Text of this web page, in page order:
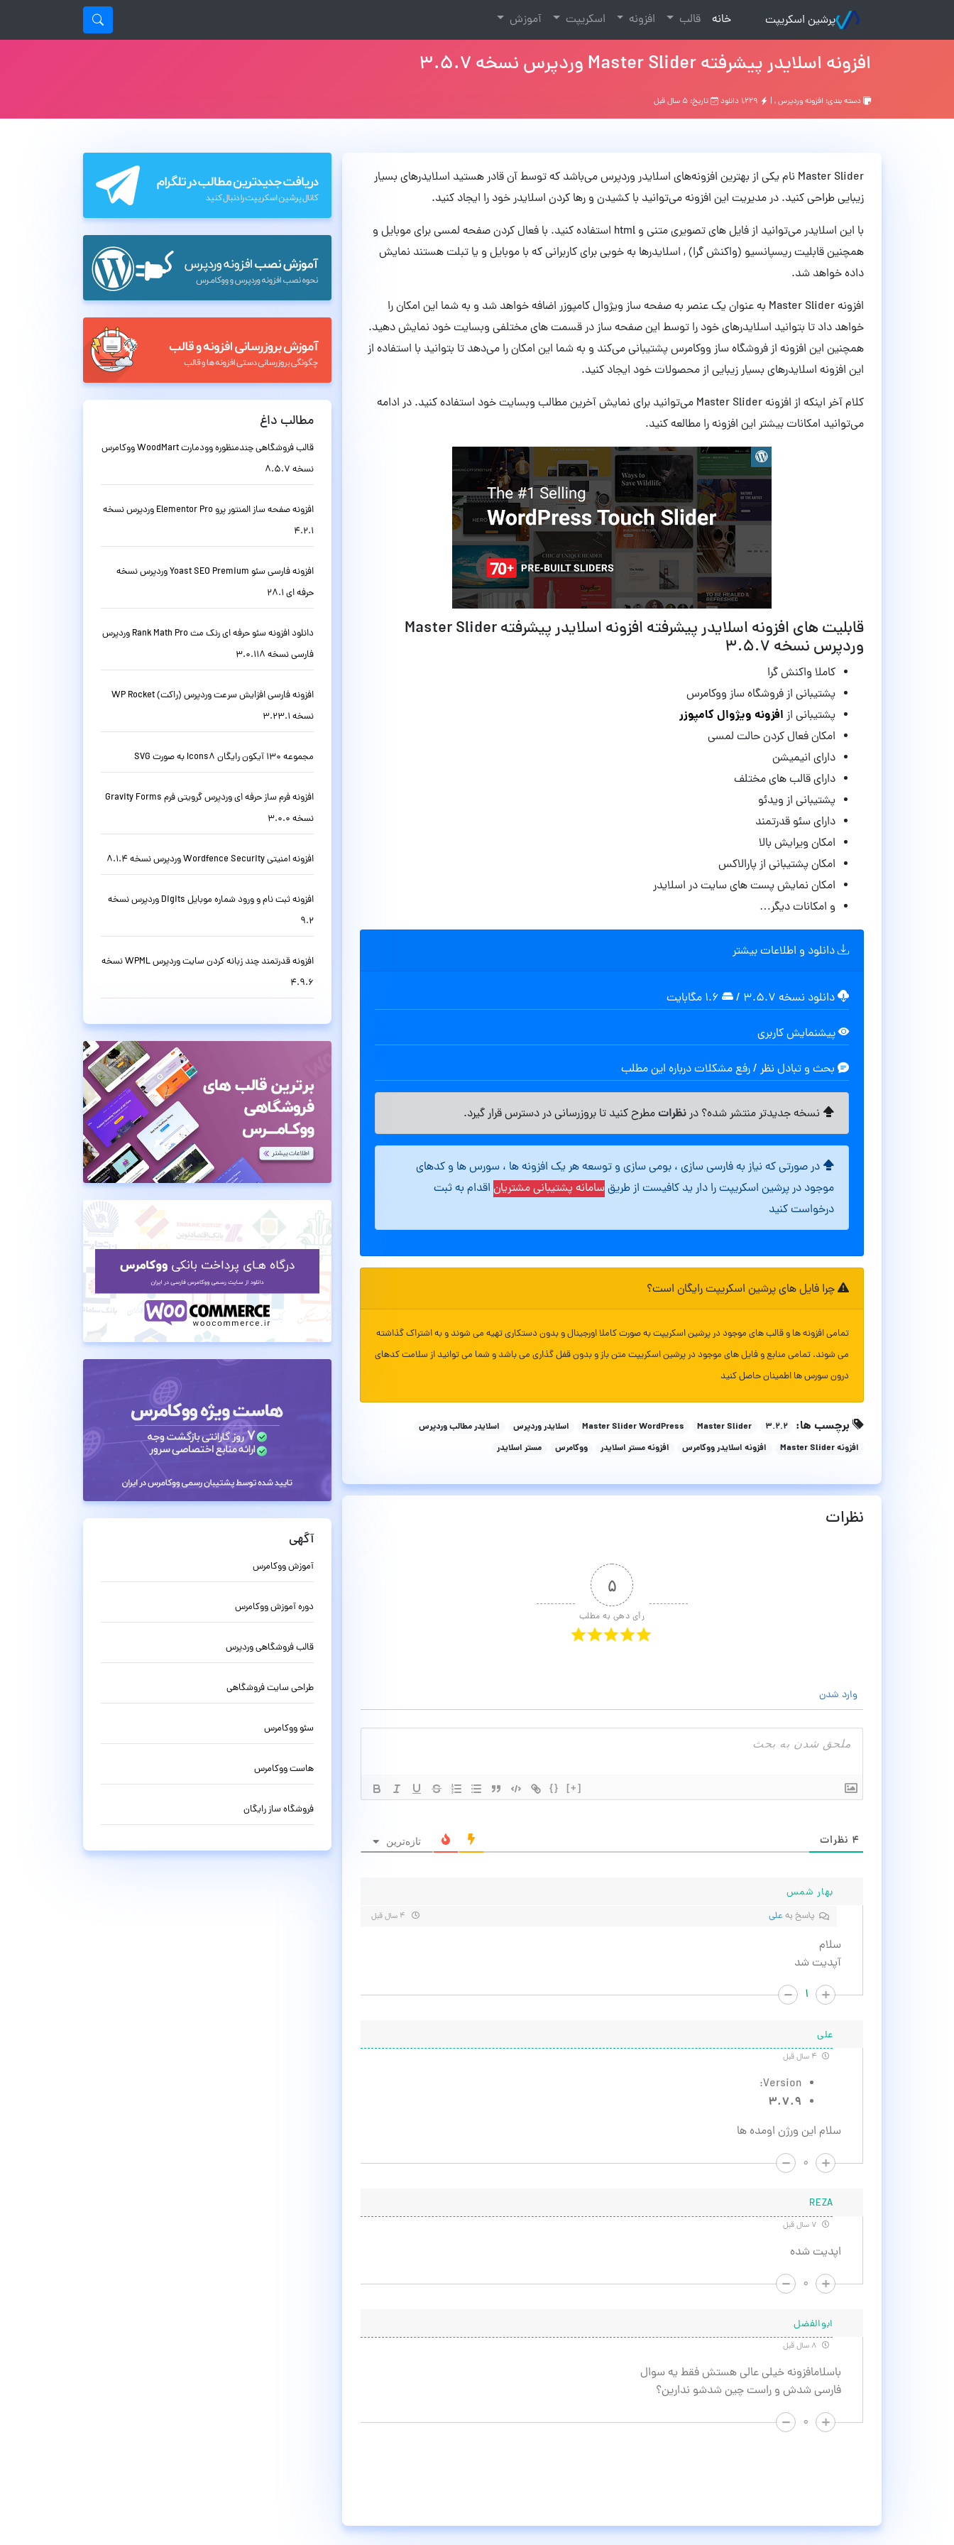
پرشین اسکریپت خانه
(current) قالب افزونه اسکریپت آموزش
افزونه اسلایدر پیشرفته Master Slider وردپرس نسخه 3.5.7
دسته بندی: افزونه وردپرس, | تاریخ: ۵ سال قبل
Master Slider نام یکی از بهترین افزونه‌های اسلایدر وردپرس می‌باشد که توسط آن قادر هستید اسلایدرهای بسیار
زیبایی طراحی کنید. در مدیریت این افزونه می‌توانید با کشیدن و رها کردن اسلایدر خود را ایجاد کنید.
با این اسلایدر می‌توانید از فایل های تصویری متنی و html استفاده کنید. با فعال کردن صفحه لمسی برای موبایل و
همچنین قابلیت ریسپانسیو (واکنش گرا) , اسلایدرها به خوبی برای کاربرانی که با موبایل و یا تبلت هستند نمایش
داده خواهد شد.
افزونه Master Slider به عنوان یک عنصر به صفحه ساز ویژوال کامپوزر اضافه خواهد شد و به شما این امکان را
خواهد داد تا بتوانید اسلایدرهای خود را توسط این صفحه ساز در قسمت های مختلفی وبسایت خود نمایش دهید.
همچنین این افزونه از فروشگاه ساز ووکامرس پشتیبانی می‌کند و به شما این امکان را می‌دهد تا بتوانید با استفاده از
این افزونه اسلایدرهای بسیار زیبایی از محصولات خود ایجاد کنید.
کلام آخر اینکه از افزونه Master Slider می‌توانید برای نمایش آخرین مطالب وبسایت خود استفاده کنید. در ادامه
‌می‌توانید امکانات بیشتر این افزونه را مطالعه کنید.
قابلیت های افزونه اسلایدر پیشرفته افزونه اسلایدر پیشرفته Master Slider
وردپرس نسخه ۳.۵.۷
کاملا واکنش گرا
پشتیبانی از فروشگاه ساز ووکامرس
پشتیبانی از افزونه ویژوال کامپوزر
امکان فعال کردن حالت لمسی
دارای انیمیشن
دارای قالب های مختلف
پشتیبانی از ویدئو
دارای سئو قدرتمند
امکان ویرایش بالا
امکان پشتیبانی از پارالاکس
امکان نمایش پست های سایت در اسلایدر
و امکانات دیگر…
دانلود و اطلاعات بیشتر
دانلود نسخه ۳.۵.۷ /
پیشنمایش کاربری
بحث و تبادل نظر / رفع مشکلات درباره این مطلب
نسخه جدیدتر منتشر شده؟ درنظراتمطرح کنید تا بروزرسانی در دسترس قرار گیرد.
در صورتی که نیاز به فارسی سازی ، بومی سازی و توسعه هر یک افزونه ها ، سورس ها و کدهای
موجود در پرشین اسکریپت را دار ید کافیست از طریقسامانه پشتیبانی مشتریان اقدام به ثبت
درخواست کنید
چرا فایل های پرشین اسکریپت رایگان است؟
تمامی افزونه ها و قالب های موجود در پرشین اسکریپت به صورت کاملا اورجینال و بدون دستکاری تهیه می شوند و به اشتراک گذاشته
می شوند. تمامی منابع و فایل های موجود در پرشین اسکریپت متن باز و بدون قفل گذاری می باشد و شما می توانید از سلامت کدهای
درون سورس ها اطمینان حاصل کنید
برچسب ها: ۳.۲.۲ Master Slider
Master Slider WordPress اسلایدر وردپرس
اسلایدر مطالب وردپرس
افزونه Master Slider
افزونه اسلایدر ووکامرس افزونه مستر اسلایدر ووکامرس مستر اسلایدر
نظرات
۵
رأی دهی به مطلب
وارد شدن
{} [+]
۴ نظرات تازه‌ترین
بهار شمس
پاسخ بهعلی
سلام
آپدیت شد
۱
علی
Version:
۳.۷.۹
سلام این ورژن اومده ها
۰
REZA
اپدیت شده
۰
ابوالفضل
باسلامافزونه خیلی عالی هستش فقط یه سوال
فارسی شدش و راست چین شدشو ندارین؟
۰
مطالب داغ
قالب فروشگاهی چندمنظوره وودمارت WoodMart ووکامرس
نسخه 8.5.7
افزونه صفحه ساز المنتور پرو Elementor Pro وردپرس نسخه
4.2.1
افزونه فارسی سئو Yoast SEO Premium وردپرس نسخه
حرفه ای 28.1
دانلود افزونه سئو حرفه ای رنک مث Rank Math Pro وردپرس
فارسی نسخه 3.0.118
افزونه فارسی افزایش سرعت وردپرس (راکت) WP Rocket
نسخه 3.23.1
مجموعه 130 آیکون رایگان Icons8 به صورت SVG
افزونه فرم ساز حرفه ای وردپرس گرویتی فرم Gravity Forms
نسخه 3.0.0
افزونه امنیتی Wordfence Security وردپرس نسخه 8.1.4
افزونه ثبت نام و ورود شماره موبایل Digits وردپرس نسخه
9.2
افزونه قدرتمند چند زبانه کردن سایت وردپرس WPML نسخه
4.9.6
آگهی
آموزش ووکامرس
دوره آموزش ووکامرس
قالب فروشگاهی وردپرس
طراحی سایت فروشگاهی
سئو ووکامرس
هاست ووکامرس
فروشگاه ساز رایگان